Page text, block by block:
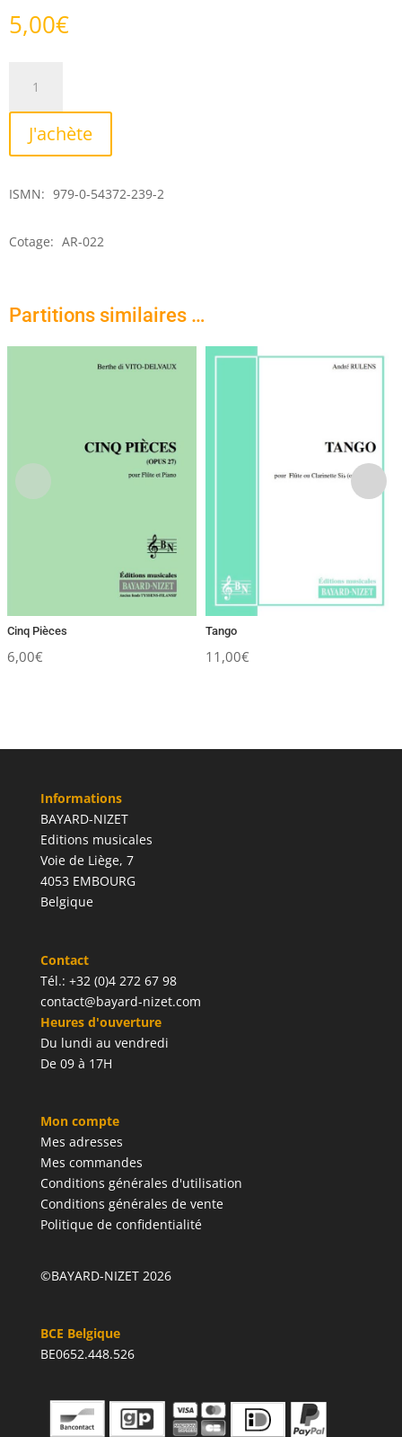
5,00€
Nuances
J'achète
ISMN: 979-0-54372-239-2
Cotage: AR-022
Partitions similaires …
Cinq Pièces
6,00€
Tango
11,00€
Informations
BAYARD-NIZET
Editions musicales
Voie de Liège, 7
4053 EMBOURG
Belgique
Contact
Tél.: +32 (0)4 272 67 98
contact@bayard-nizet.com
Heures d'ouverture
Du lundi au vendredi
De 09 à 17H
Mon compte
Mes adresses
Mes commandes
Conditions générales d'utilisation
Conditions générales de vente
Politique de confidentialité
©BAYARD-NIZET 2026
BCE Belgique
BE0652.448.526